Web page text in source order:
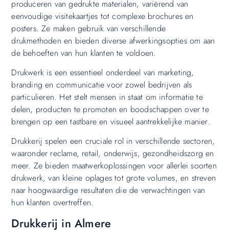
produceren van gedrukte materialen, variërend van
eenvoudige visitekaartjes tot complexe brochures en
posters. Ze maken gebruik van verschillende
drukmethoden en bieden diverse afwerkingsopties om aan
de behoeften van hun klanten te voldoen.
Drukwerk is een essentieel onderdeel van marketing,
branding en communicatie voor zowel bedrijven als
particulieren. Het stelt mensen in staat om informatie te
delen, producten te promoten en boodschappen over te
brengen op een tastbare en visueel aantrekkelijke manier.
Drukkerij spelen een cruciale rol in verschillende sectoren,
waaronder reclame, retail, onderwijs, gezondheidszorg en
meer. Ze bieden maatwerkoplossingen voor allerlei soorten
drukwerk, van kleine oplages tot grote volumes, en streven
naar hoogwaardige resultaten die de verwachtingen van
hun klanten overtreffen.
Drukkerij in Almere